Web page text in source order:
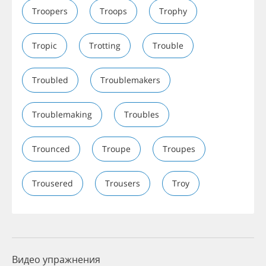
Troopers Troops Trophy
Tropic Trotting Trouble
Troubled Troublemakers
Troublemaking Troubles
Trounced Troupe Troupes
Trousered Trousers Troy
Видео упражнения